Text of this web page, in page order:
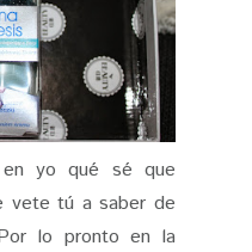
yo qué sé que
vete tú a saber de
lo pronto en la